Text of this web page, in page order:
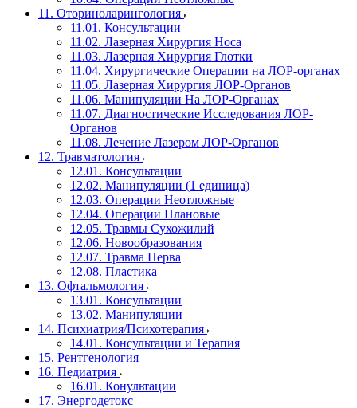
11. Оториноларингология
11.01. Консультации
11.02. Лазерная Хирургия Носа
11.03. Лазерная Хирургия Глотки
11.04. Хирургические Операции на ЛОР-органах
11.05. Лазерная Хирургия ЛОР-Органов
11.06. Манипуляции На ЛОР-Органах
11.07. Диагностические Исследования ЛОР-
Органов
11.08. Лечение Лазером ЛОР-Органов
12. Травматология
12.01. Консультации
12.02. Манипуляции (1 единица)
12.03. Операции Неотложные
12.04. Операции Плановые
12.05. Травмы Сухожилий
12.06. Новообразования
12.07. Травма Нерва
12.08. Пластика
13. Офтальмология
13.01. Консультации
13.02. Манипуляции
14. Психиатрия/Психотерапия
14.01. Консультации и Терапия
15. Рентгенология
16. Педиатрия
16.01. Конультации
17. Энергодетокс